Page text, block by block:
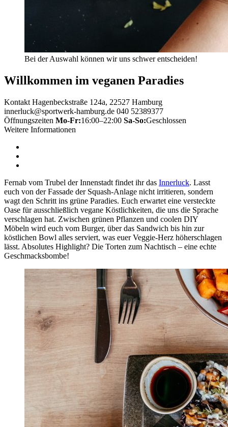
Bei der Auswahl können wir uns schwer entscheiden!
Willkommen im veganen Paradies
Kontakt Hagenbeckstraße 124a, 22527 Hamburg
innerluck@sportwerk-hamburg.de 040 52389377
Öffnungszeiten Mo-Fr:16:00–22:00 Sa-So:Geschlossen
Weitere Informationen
Fernab vom Trubel der Innenstadt findet ihr das Innerluck. Lasst
euch von der Fassade der Squash-Anlage nicht irritieren, sondern
wagt den Schritt ins grüne Paradies. Euch erwartet eine versteckte
Oase für ausschließlich vegane Köstlichkeiten, die uns die Sprache
verschlagen hat. Zwischen grünen Pflanzen und coolen DIY
Möbeln wird euch vom Burger, über das Sandwich bis hin zur
köstlichen Bowl alles serviert, was euer Veggie-Herz höherschlagen
lässt. Absolutes Highlight? Die Torten zum Nachtisch – eine echte
Geschmacksbombe!